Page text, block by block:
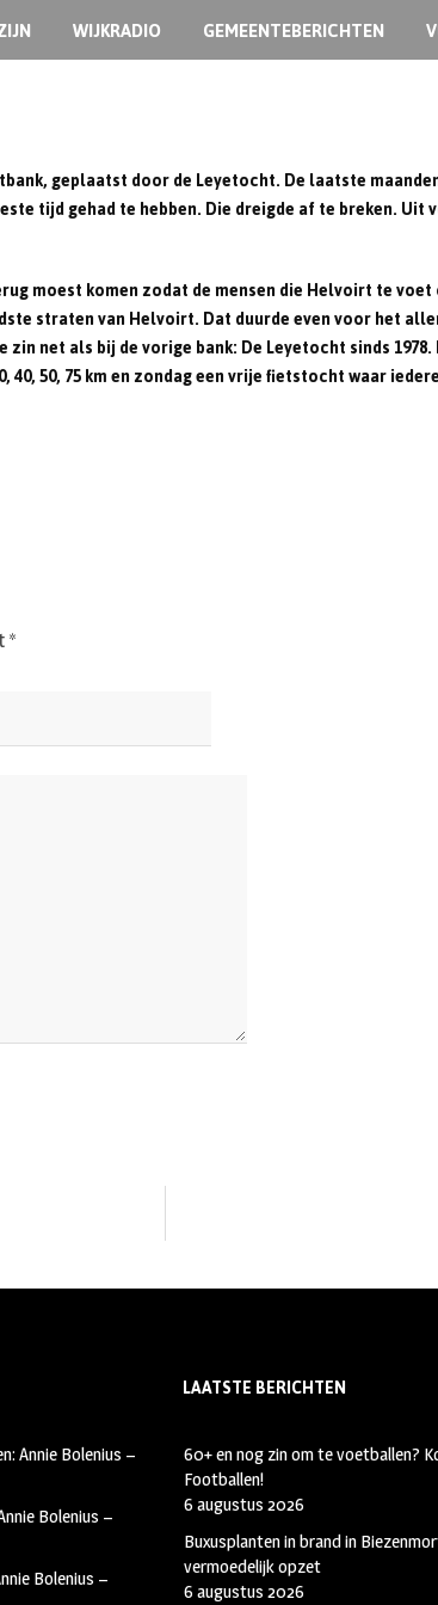
WIJKRADIO GEMEENTEBERICHTEN
geplaatst door de Leyetocht. De laatste
tijd gehad te hebben. Die dreigde af te breken.
moest komen zodat de mensen die Helvoirt te
straten van Helvoirt. Dat duurde even voor het
net als bij de vorige bank: De Leyetocht sinds
50, 75 km en zondag een vrije fietstocht waar
*
Annie Bolenius –
Bolenius –
Bolenius –
LAATSTE BERICHTEN
60+ en nog zin om te voetballen?
Footballen!
6 augustus 2026
Buxusplanten in brand in
vermoedelijk opzet
6 augustus 2026